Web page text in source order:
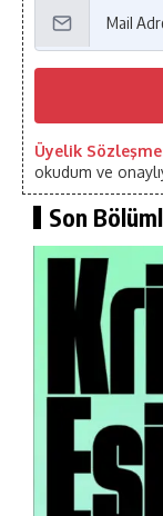
Üyelik
okudum ve
Son